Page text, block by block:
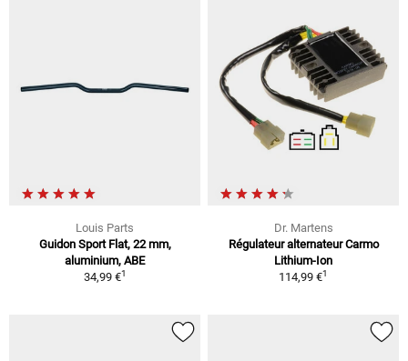
Louis Parts
Guidon Sport Flat, 22 mm,
aluminium, ABE
34,99 €1
Dr. Martens
Régulateur alternateur Carmo
Lithium-Ion
114,99 €1